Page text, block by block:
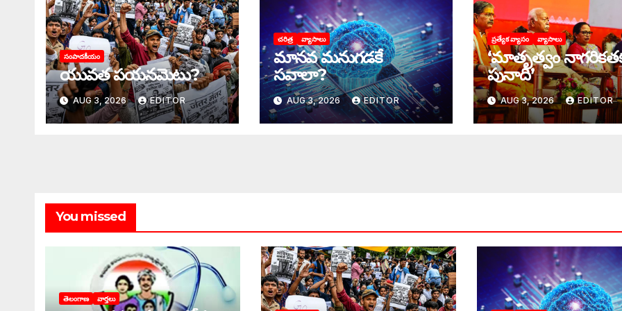
సంపాదకీయం
యువత పయనమెటు?
AUG 3, 2026 EDITOR
చరిత్ర వ్యాసాలు
మానవ మనుగడకే
సవాలా?
AUG 3, 2026 EDITOR
ప్రత్యేక వ్యాసం వ్యాసాలు
‘మాతృత్వం
పునాది’
AUG 3, 2026 EDITOR
You missed
తెలంగాణ వార్తలు